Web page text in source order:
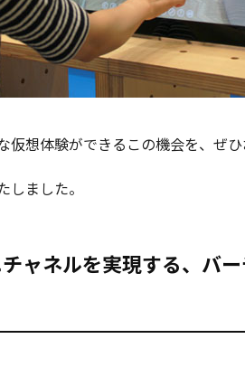
仮想体験ができるこの機会を、ぜひ
ました。
ャネルを実現する、バ